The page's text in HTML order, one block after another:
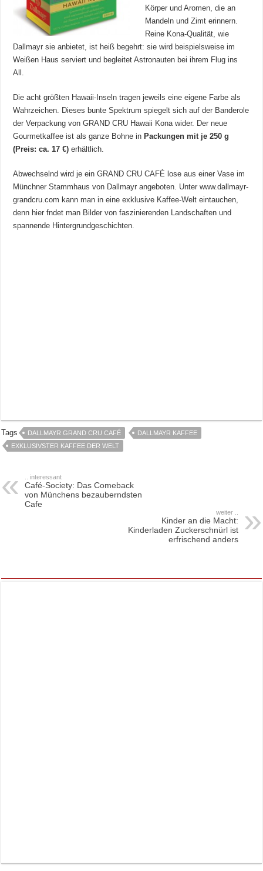
Körper und Aromen, die an
Mandeln und Zimt erinnern.
Reine Kona-Qualität, wie
Dallmayr sie anbietet, ist heiß begehrt: sie wird beispielsweise im
Weißen Haus serviert und begleitet Astronauten bei ihrem Flug ins
All.
Die acht größten Hawaii-Inseln tragen jeweils eine eigene Farbe als
Wahrzeichen. Dieses bunte Spektrum spiegelt sich auf der Banderole
der Verpackung von GRAND CRU Hawaii Kona wider. Der neue
Gourmetkaffee ist als ganze Bohne in Packungen mit je 250 g
(Preis: ca. 17 €)erhältlich.
Abwechselnd wird je ein GRAND CRU CAFÉ lose aus einer Vase im
Münchner Stammhaus von Dallmayr angeboten. Unter www.dallmayr-
grandcru.com kann man in eine exklusive Kaffee-Welt eintauchen,
denn hier fndet man Bilder von faszinierenden Landschaften und
spannende Hintergrundgeschichten.
Tags DALLMAYR GRAND CRU CAFÉ
DALLMAYR KAFFEE
EXKLUSIVSTER KAFFEE DER WELT
.. interessant
Café-Society: Das Comeback
von Münchens bezauberndsten
Cafe
weiter ..
Kinder an die Macht:
Kinderladen Zuckerschnürl ist
erfrischend anders